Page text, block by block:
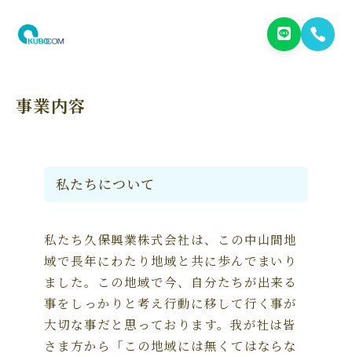
事業内容
私たちについて
私たち久保興業株式会社は、この中山間地
域で長年にわたり地域と共に歩んでまいり
ました。この地域で今、自分たちが出来る
事をしっかりと考え行動に移して行く事が
大切な事だと思っております。我が社は皆
さま方から「この地域には無くてはならな